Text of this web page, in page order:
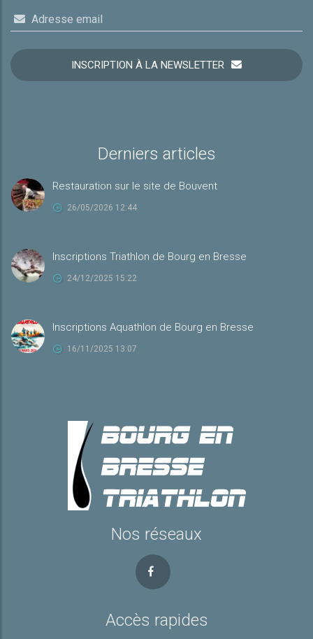
Adresse email
INSCRIPTION À LA NEWSLETTER
Derniers articles
Restauration sur le site de Bouvent
26/05/2026 12:44
Inscriptions Triathlon de Bourg en Bresse
24/12/2025 15:22
Inscriptions Aquathlon de Bourg en Bresse
16/11/2025 13:07
Nos réseaux
Accès rapides